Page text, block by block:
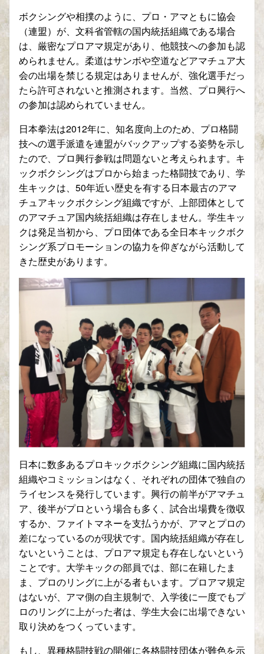
ボクシングや相撲のように、プロ・アマともに協会
（連盟）が、文科省管轄の国内統括組織である場合
は、厳密なプロアマ規定があり、他競技への参加も認
められません。柔道はサンボや空道などアマチュア大
会の出場を禁じる規定はありませんが、強化選手だっ
たら許可されないと推測されます。当然、プロ興行へ
の参加は認められていません。
日本拳法は2012年に、知名度向上のため、プロ格闘
技への選手派遣を連盟がバックアップする姿勢を示し
たので、プロ興行参戦は問題ないと考えられます。キ
ックボクシングはプロから始まった格闘技であり、学
生キックは、50年近い歴史を有する日本最古のアマ
チュアキックボクシング組織ですが、上部団体として
のアマチュア国内統括組織は存在しません。学生キッ
クは発足当初から、プロ団体である全日本キックボク
シング系プロモーションの協力を仰ぎながら活動して
きた歴史があります。
日本に数多あるプロキックボクシング組織に国内統括
組織やコミッションはなく、それぞれの団体で独自の
ライセンスを発行しています。興行の前半がアマチュ
ア、後半がプロという場合も多く、試合出場費を徴収
するか、ファイトマネーを支払うかが、アマとプロの
差になっているのが現状です。国内統括組織が存在し
ないということは、プロアマ規定も存在しないという
ことです。大学キックの部員では、部に在籍したま
ま、プロのリングに上がる者もいます。プロアマ規定
はないが、アマ側の自主規制で、入学後に一度でもプ
ロのリングに上がった者は、学生大会に出場できない
取り決めをつくっています。
もし、異種格闘技戦の開催に各格闘技団体が難色を示